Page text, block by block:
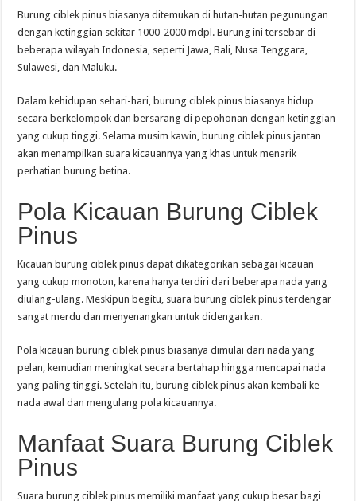
Burung ciblek pinus biasanya ditemukan di hutan-hutan pegunungan
dengan ketinggian sekitar 1000-2000 mdpl. Burung ini tersebar di
beberapa wilayah Indonesia, seperti Jawa, Bali, Nusa Tenggara,
Sulawesi, dan Maluku.
Dalam kehidupan sehari-hari, burung ciblek pinus biasanya hidup
secara berkelompok dan bersarang di pepohonan dengan ketinggian
yang cukup tinggi. Selama musim kawin, burung ciblek pinus jantan
akan menampilkan suara kicauannya yang khas untuk menarik
perhatian burung betina.
Pola Kicauan Burung Ciblek
Pinus
Kicauan burung ciblek pinus dapat dikategorikan sebagai kicauan
yang cukup monoton, karena hanya terdiri dari beberapa nada yang
diulang-ulang. Meskipun begitu, suara burung ciblek pinus terdengar
sangat merdu dan menyenangkan untuk didengarkan.
Pola kicauan burung ciblek pinus biasanya dimulai dari nada yang
pelan, kemudian meningkat secara bertahap hingga mencapai nada
yang paling tinggi. Setelah itu, burung ciblek pinus akan kembali ke
nada awal dan mengulang pola kicauannya.
Manfaat Suara Burung Ciblek
Pinus
Suara burung ciblek pinus memiliki manfaat yang cukup besar bagi